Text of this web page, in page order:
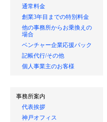
通常料金
創業3年目までの特別料金
他の事務所からお乗換えの
場合
ベンチャー企業応援パック
記帳代行/その他
個人事業主のお客様
事務所案内
代表挨拶
神戸オフィス